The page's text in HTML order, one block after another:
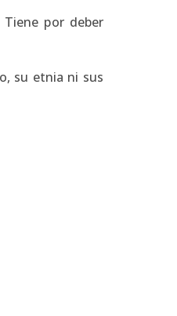
por deber
su etnia ni sus